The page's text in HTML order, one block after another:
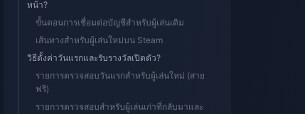
หน้า?
ขั้นตอนการเชื่อมต่อบัญชีสำหรับผู้เล่นเดิม
เส้นทางสำหรับผู้เล่นใหม่บน Steam
วิธีตั้งค่าวันแรกและรับรางวัลเปิดตัว?
รายการตรวจสอบวันแรกสำหรับผู้เล่นใหม่ (สาย
ฟรี)
รายการตรวจสอบสำหรับผู้เล่นเก่าที่กลับมาและ